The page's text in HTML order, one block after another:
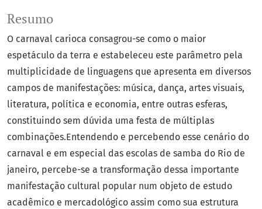
Resumo
O carnaval carioca consagrou-se como o maior
espetáculo da terra e estabeleceu este parâmetro pela
multiplicidade de linguagens que apresenta em diversos
campos de manifestações: música, dança, artes visuais,
literatura, política e economia, entre outras esferas,
constituindo sem dúvida uma festa de múltiplas
combinações.Entendendo e percebendo esse cenário do
carnaval e em especial das escolas de samba do Rio de
janeiro, percebe-se a transformação dessa importante
manifestação cultural popular num objeto de estudo
acadêmico e mercadológico assim como sua estrutura